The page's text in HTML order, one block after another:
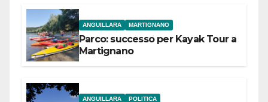
ANGUILLARA MARTIGNANO
Parco: successo per Kayak Tour a
Martignano
ANGUILLARA POLITICA